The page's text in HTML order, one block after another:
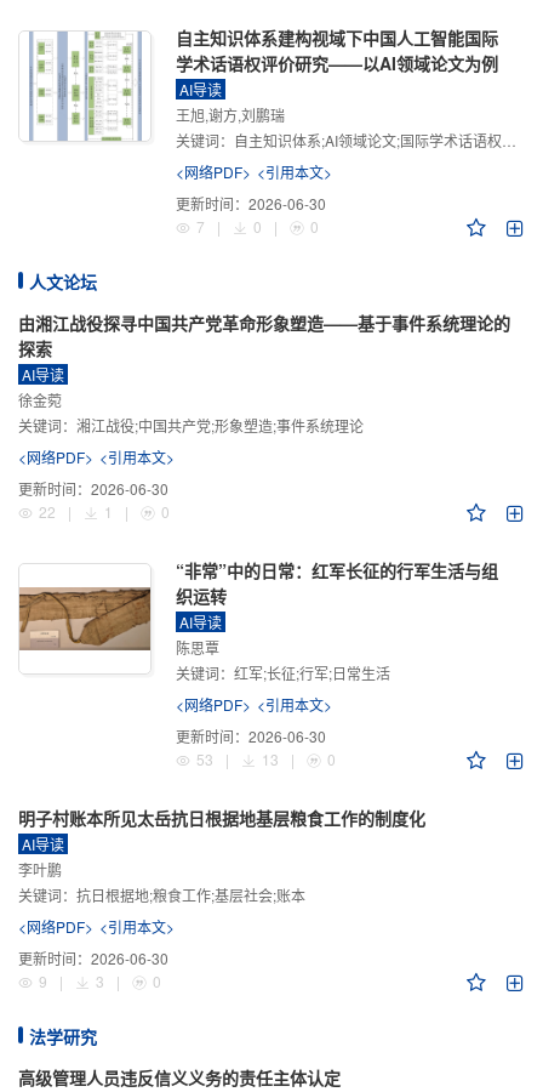
自主知识体系建构视域下中国人工智能国际
学术话语权评价研究——以AI领域论文为例
AI导读
王旭,谢方,刘鹏瑞
关键词： 自主知识体系;AI领域论文;国际学术话语权评价;学术影响力;学术感知力;学术传播力;学术引领力
<网络PDF> <引用本文>
更新时间： 2026-06-30
7
| 0 | 0
人文论坛
由湘江战役探寻中国共产党革命形象塑造——基于事件系统理论的
探索
AI导读
徐金菀
关键词： 湘江战役;中国共产党;形象塑造;事件系统理论
<网络PDF> <引用本文>
更新时间： 2026-06-30
22
| 1 | 0
“非常”中的日常：红军长征的行军生活与组
织运转
AI导读
陈思覃
关键词： 红军;长征;行军;日常生活
<网络PDF> <引用本文>
更新时间： 2026-06-30
53
| 13 | 0
明子村账本所见太岳抗日根据地基层粮食工作的制度化
AI导读
李叶鹏
关键词： 抗日根据地;粮食工作;基层社会;账本
<网络PDF> <引用本文>
更新时间： 2026-06-30
9
| 3 | 0
法学研究
高级管理人员违反信义义务的责任主体认定